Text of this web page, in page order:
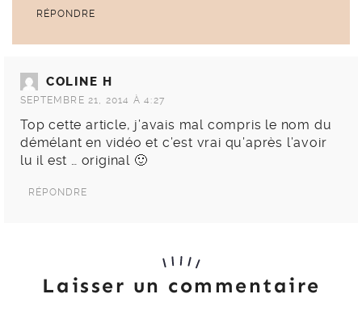
RÉPONDRE
COLINE H
SEPTEMBRE 21, 2014 À 4:27
Top cette article, j’avais mal compris le nom du
démélant en vidéo et c’est vrai qu’après l’avoir
lu il est … original 🙂
RÉPONDRE
Laisser un commentaire